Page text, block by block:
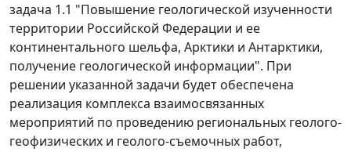
задача 1.1 "Повышение геологической изученности
территории Российской Федерации и ее
континентального шельфа, Арктики и Антарктики,
получение геологической информации". При
решении указанной задачи будет обеспечена
реализация комплекса взаимосвязанных
мероприятий по проведению региональных геолого-
геофизических и геолого-съемочных работ,